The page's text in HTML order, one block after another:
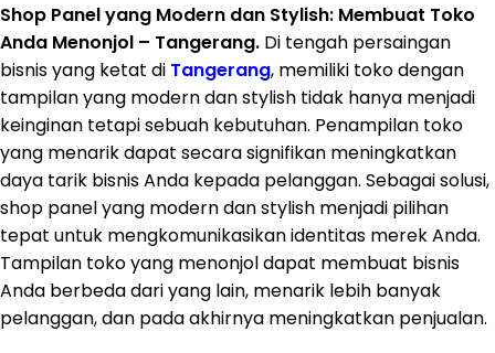
Shop Panel yang Modern dan Stylish: Membuat Toko
Anda Menonjol – Tangerang. Di tengah persaingan
bisnis yang ketat di Tangerang, memiliki toko dengan
tampilan yang modern dan stylish tidak hanya menjadi
keinginan tetapi sebuah kebutuhan. Penampilan toko
yang menarik dapat secara signifikan meningkatkan
daya tarik bisnis Anda kepada pelanggan. Sebagai solusi,
shop panel yang modern dan stylish menjadi pilihan
tepat untuk mengkomunikasikan identitas merek Anda.
Tampilan toko yang menonjol dapat membuat bisnis
Anda berbeda dari yang lain, menarik lebih banyak
pelanggan, dan pada akhirnya meningkatkan penjualan.